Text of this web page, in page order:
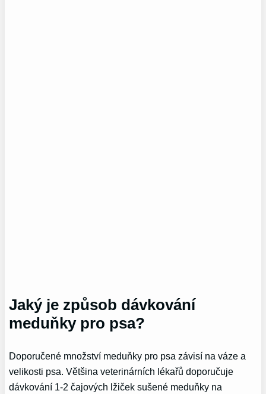
Jaký je způsob dávkování
meduňky pro psa?
Doporučené množství meduňky pro psa závisí na váze a
velikosti psa. Většina veterinárních lékařů doporučuje
dávkování 1-2 čajových lžiček sušené meduňky na